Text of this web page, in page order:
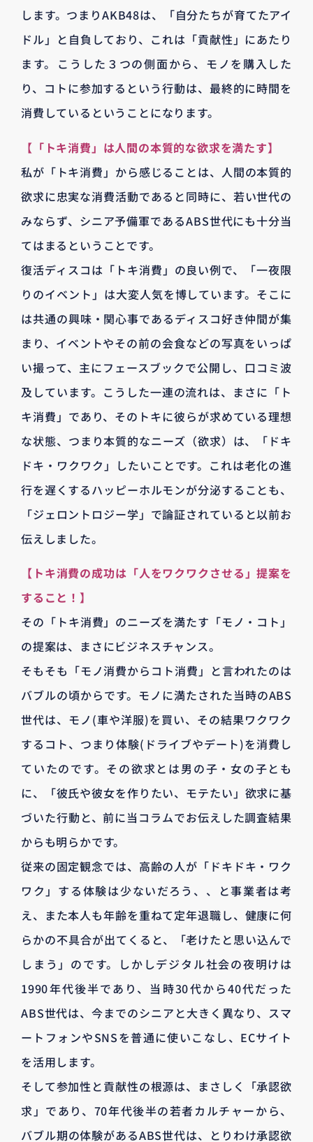
します。つまりAKB48は、「自分たちが育てたアイ
ドル」と自負しており、これは「貢献性」にあたり
ます。‬‬‬‬‬‬‬‬‬‬‬‬‬‬こうした３つの側面から、モノを購入した
り、コトに参加するという行動は、最終的に時間を
消費しているということになります。‬‬
【「トキ消費」は人間の本質的な欲求を満たす】
私が「トキ消費」から感じることは、人間の本質的
欲求に忠実な消費活動であると同時に、若い世代の
みならず、シニア予備軍であるABS世代にも十分当
てはまるということです。
復活ディスコは「トキ消費」の良い例で、「一夜限
りのイベント」は大変人気を博しています。そこに
は共通の興味・関心事であるディスコ好き仲間が集
まり、イベントやその前の会食などの写真をいっぱ
い撮って、主にフェースブックで公開し、口コミ波
及しています。こうした一連の流れは、まさに「ト
キ消費」であり、そのトキに彼らが求めている理想
な状態、つまり本質的なニーズ（欲求）は、「ドキ
ドキ・ワクワク」したいことです。これは老化の進
行を遅くするハッピーホルモンが分泌することも、
「ジェロントロジー学」で論証されていると以前お
伝えしました。
【トキ消費の成功は「人をワクワクさせる」提案を
すること！】
その「トキ消費」のニーズを満たす「モノ・コト」
の提案は、まさにビジネスチャンス。
そもそも「モノ消費からコト消費」と言われたのは
バブルの頃からです。モノに満たされた当時のABS
世代は、モノ(車や洋服)を買い、その結果ワクワク
するコト、つまり体験(ドライブやデート)を消費し
ていたのです。その欲求とは男の子・女の子とも
に、「彼氏や彼女を作りたい、モテたい」欲求に基
づいた行動と、前に当コラムでお伝えした調査結果
からも明らかです。
従来の固定観念では、高齢の人が「ドキドキ・ワク
ワク」する体験は少ないだろう、、と事業者は考
え、また本人も年齢を重ねて定年退職し、健康に何
らかの不具合が出てくると、「老けたと思い込んで
しまう」のです。しかしデジタル社会の夜明けは
1990年代後半であり、当時30代から40代だった
ABS世代は、今までのシニアと大きく異なり、スマ
ートフォンやSNSを普通に使いこなし、ECサイト
を活用します。
そして参加性と貢献性の根源は、まさしく「承認欲
求」であり、70年代後半の若者カルチャーから、
バブル期の体験があるABS世代は、とりわけ承認欲